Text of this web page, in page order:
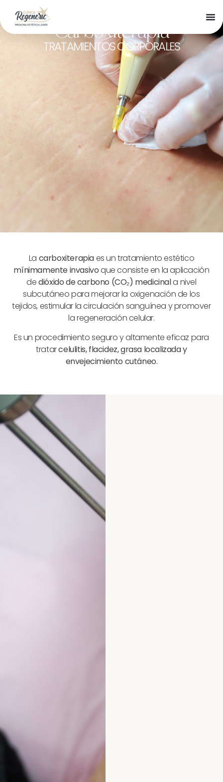
Carboxiterapia
TRATAMIENTOS CORPORALES
La carboxiterapiaes un tratamiento estético
mínimamente invasivoque consiste en la aplicación
dedióxido de carbono (CO₂) medicinala nivel
subcutáneo para mejorar la oxigenación de los
tejidos, estimular la circulación sanguínea y promover
la regeneración celular.
Es un procedimiento seguro y altamente eficaz para
tratarcelulitis, flacidez, grasa localizada y
envejecimiento cutáneo.